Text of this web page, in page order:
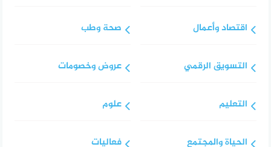
اقتصاد وأعمال
التسويق الرقمي
التعليم
الحياة والمجتمع
صحة وطب
عروض وخصومات
علوم
فعاليات